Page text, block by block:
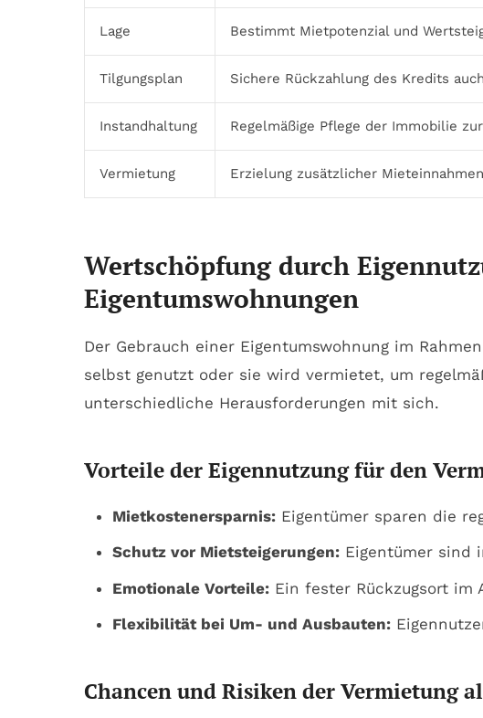
Lage Bestimmt Mietpotenzial und
Tilgungsplan Sichere Rückzahlung des Kredits
Instandhaltung Regelmäßige Pflege der Immobilie
Vermietung Erzielung zusätzlicher Mieteinnahmen
Wertschöpfung durch
Eigentumswohnungen
Der Gebrauch einer Eigentumswohnung im
selbst genutzt oder sie wird vermietet, um
unterschiedliche Herausforderungen mit sich.
Vorteile der Eigennutzung für den
Mietkostenersparnis:Eigentümer sparen die
Schutz vor Mietsteigerungen:Eigentümer sind
Emotionale Vorteile:Ein fester Rückzugsort im
Flexibilität bei Um- und Ausbauten:
Chancen und Risiken der Vermietung